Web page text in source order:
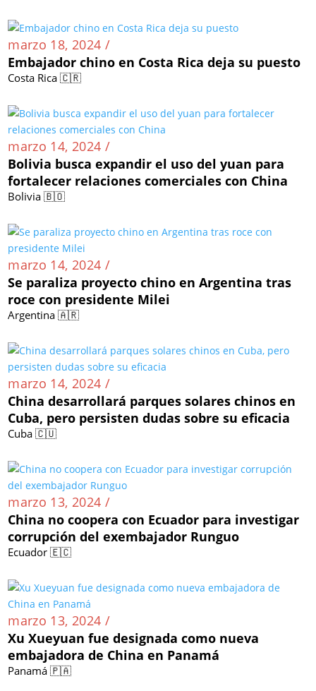
marzo 18, 2024 /
Embajador chino en Costa Rica deja su puesto
Costa Rica 🇨🇷
marzo 14, 2024 /
Bolivia busca expandir el uso del yuan para
fortalecer relaciones comerciales con China
Bolivia 🇧🇴
marzo 14, 2024 /
Se paraliza proyecto chino en Argentina tras
roce con presidente Milei
Argentina 🇦🇷
marzo 14, 2024 /
China desarrollará parques solares chinos en
Cuba, pero persisten dudas sobre su eficacia
Cuba 🇨🇺
marzo 13, 2024 /
China no coopera con Ecuador para investigar
corrupción del exembajador Runguo
Ecuador 🇪🇨
marzo 13, 2024 /
Xu Xueyuan fue designada como nueva
embajadora de China en Panamá
Panamá 🇵🇦